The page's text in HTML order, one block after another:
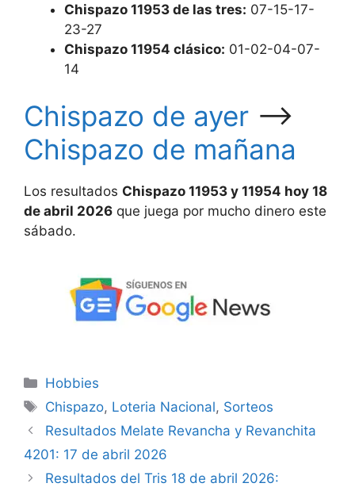
Chispazo 11953 de las tres: 07-15-17-
23-27
Chispazo 11954 clásico: 01-02-04-07-
14
Chispazo de ayer —>
Chispazo de mañana
Los resultados Chispazo 11953 y 11954 hoy 18
de abril 2026 que juega por mucho dinero este
sábado.
Categorías
Hobbies
Etiquetas
Chispazo, Loteria Nacional, Sorteos
Resultados Melate Revancha y Revanchita
4201: 17 de abril 2026
Resultados del Tris 18 de abril 2026: